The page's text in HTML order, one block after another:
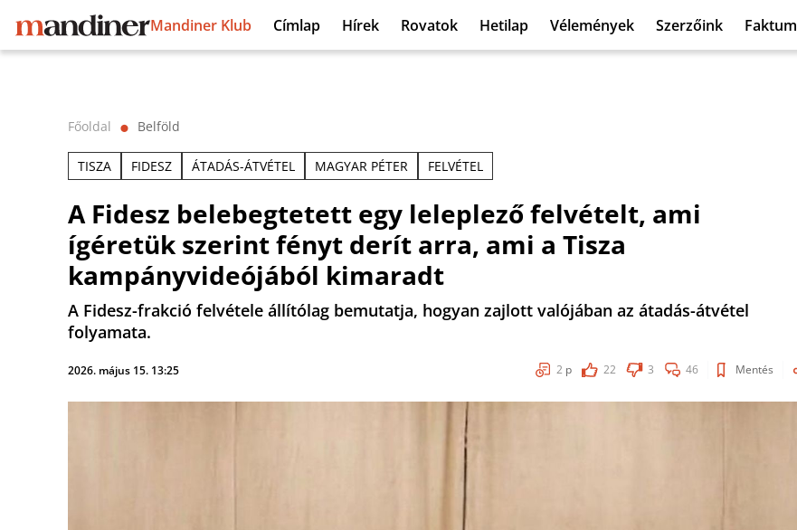
Mandiner Klub Címlap Hírek Rovatok Hetilap Vélemények Szerzőink Faktum
Főoldal ⬤ Belföld
TISZA FIDESZ ÁTADÁS-ÁTVÉTEL MAGYAR PÉTER FELVÉTEL
A Fidesz belebegtetett egy leleplező felvételt, ami
ígéretük szerint fényt derít arra, ami a Tisza
kampányvideójából kimaradt
A Fidesz-frakció felvétele állítólag bemutatja, hogyan zajlott valójában az átadás-átvétel
folyamata.
2026. május 15. 13:25 2 p 22 3 46 Mentés